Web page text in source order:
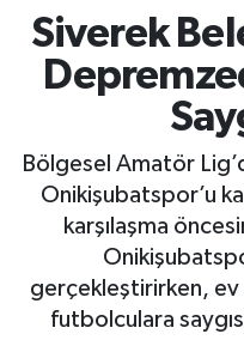
Siverek
Bölgesel Amatör
Onikişubatspor’u
karşılaşma
gerçekleştirirken,
futbolculara
SPOR
EKONOMİ
GÜNDEM
MAGAZİN
Kahramanmaraş
Kahramanmaraş
Süper Lig Puan
Tüm Manşetler
Son Dakika
Haber Arşivi